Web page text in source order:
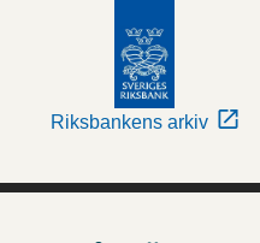
Riksbankens arkiv